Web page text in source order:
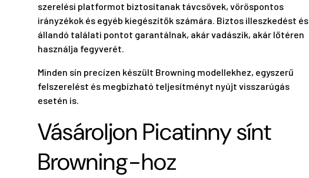
szerelési platformot biztosítanak távcsövek, vöröspontos
irányzékok és egyéb kiegészítők számára. Biztos illeszkedést és
állandó találati pontot garantálnak, akár vadászik, akár lőtéren
használja fegyverét.
Minden sín precízen készült Browning modellekhez, egyszerű
felszerelést és megbízható teljesítményt nyújt visszarúgás
esetén is.
Vásároljon Picatinny sínt
Browning-hoz